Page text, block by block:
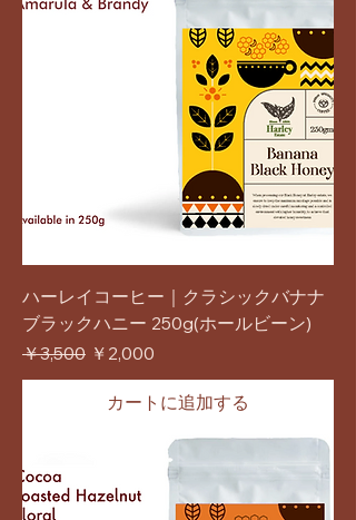
ハーレイコーヒー｜クラシックバナナ
ブラックハニー 250g(ホールビーン)
通常価格
￥3,500 セール価格
￥2,000
カートに追加する